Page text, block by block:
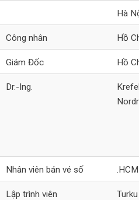
Hà
Công nhân Hồ
Giám Đốc Hồ
Dr.-Ing.
Nhân viên bán vé số .HCM
Lập trình viên Turku